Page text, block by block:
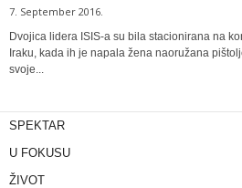
7. September 2016.
Dvojica lidera ISIS-a su bila stacionirana na
Iraku, kada ih je napala žena naoružana
svoje...
SPEKTAR
U FOKUSU
ŽIVOT